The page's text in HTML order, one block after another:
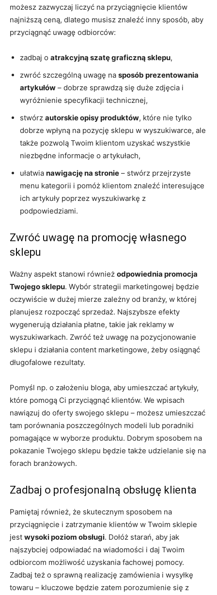
możesz zazwyczaj liczyć na przyciągnięcie klientów
najniższą ceną, dlatego musisz znaleźć inny sposób, aby
przyciągnąć uwagę odbiorców:
zadbaj o atrakcyjną szatę graficzną sklepu,
zwróć szczególną uwagę na sposób prezentowania
artykułów – dobrze sprawdzą się duże zdjęcia i
wyróżnienie specyfikacji technicznej,
stwórz autorskie opisy produktów, które nie tylko
dobrze wpłyną na pozycję sklepu w wyszukiwarce, ale
także pozwolą Twoim klientom uzyskać wszystkie
niezbędne informacje o artykułach,
ułatwia nawigację na stronie – stwórz przejrzyste
menu kategorii i pomóż klientom znaleźć interesujące
ich artykuły poprzez wyszukiwarkę z
podpowiedziami.
Zwróć uwagę na promocję własnego
sklepu
Ważny aspekt stanowi również odpowiednia promocja
Twojego sklepu. Wybór strategii marketingowej będzie
oczywiście w dużej mierze zależny od branży, w której
planujesz rozpocząć sprzedaż. Najszybsze efekty
wygenerują działania płatne, takie jak reklamy w
wyszukiwarkach. Zwróć też uwagę na pozycjonowanie
sklepu i działania content marketingowe, żeby osiągnąć
długofalowe rezultaty.
Pomyśl np. o założeniu bloga, aby umieszczać artykuły,
które pomogą Ci przyciągnąć klientów. We wpisach
nawiązuj do oferty swojego sklepu – możesz umieszczać
tam porównania poszczególnych modeli lub poradniki
pomagające w wyborze produktu. Dobrym sposobem na
pokazanie Twojego sklepu będzie także udzielanie się na
forach branżowych.
Zadbaj o profesjonalną obsługę klienta
Pamiętaj również, że skutecznym sposobem na
przyciągnięcie i zatrzymanie klientów w Twoim sklepie
jest wysoki poziom obsługi. Dołóż starań, aby jak
najszybciej odpowiadać na wiadomości i daj Twoim
odbiorcom możliwość uzyskania fachowej pomocy.
Zadbaj też o sprawną realizację zamówienia i wysyłkę
towaru – kluczowe będzie zatem porozumienie się z